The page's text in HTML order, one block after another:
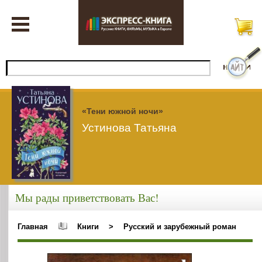
«Тени южной ночи»
Устинова Татьяна
Мы рады приветствовать Вас!
Главная Книги > Русский и зарубежный роман